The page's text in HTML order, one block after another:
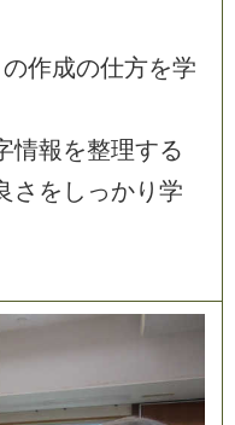
の作成の仕方を学
情報を整理する
さ を し っかり 学